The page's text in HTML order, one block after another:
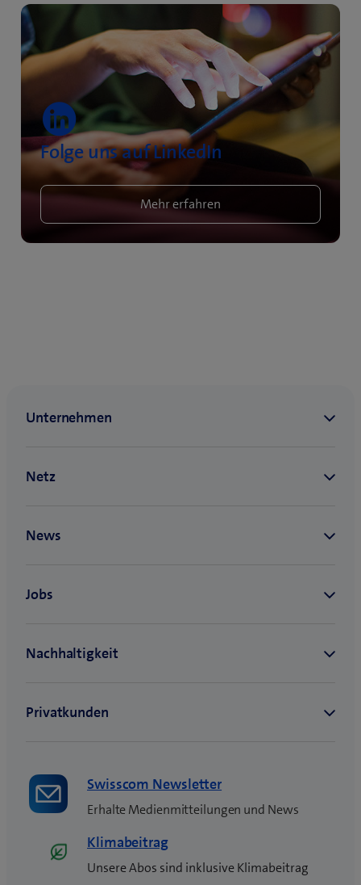
Folge uns auf LinkedIn
Mehr erfahren
Swisscom Newsletter
Erhalte Medienmitteilungen und News
Klimabeitrag
Unsere Abos sind inklusive Klimabeitrag